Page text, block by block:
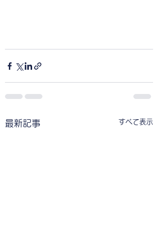
最新記事 すべて表示